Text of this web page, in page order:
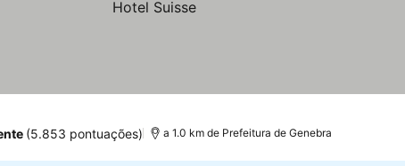
(5.853 pontuações) a 1.0 km de Prefeitura de Genebra